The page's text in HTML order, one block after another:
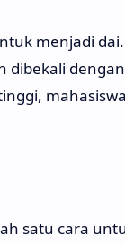
menjadi
satu cara